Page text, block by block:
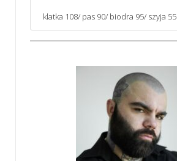
klatka 108/ pas 90/ biodra 95/ szyja 55